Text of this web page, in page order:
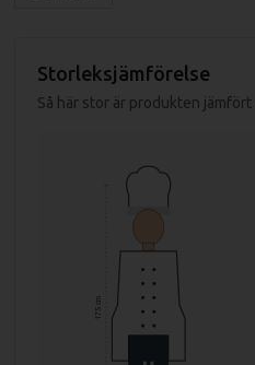
Mått förpackning: 460x820x500 mm
Anslutning: 230V, 1-fas
Material Chassi: AISI 430
Godstjocklek: 1,2 mm
Storleksjämförelse
Så här stor är produkten
175 cm